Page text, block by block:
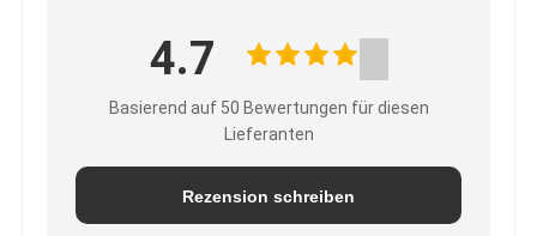
4.7
Basierend auf 50 Bewertungen für diesen
Lieferanten
Rezension schreiben